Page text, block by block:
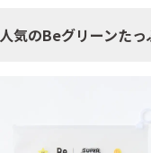
人気のBeグリーンた